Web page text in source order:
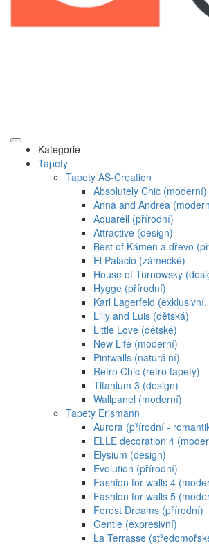
Kategorie
Tapety
Tapety AS-Creation
Absolutely Chic (moderní)
Anna and Andrea
Aquarell (přírodní)
Attractive (design)
Best of Kámen a dřevo
El Palacio (zámecké)
House of Turnowsky
Hygge (přírodní)
Karl Lagerfeld
Lilly and Luis (dětská)
Little Love (dětské)
New Life (moderní)
Pintwalls (naturální)
Retro Chic (retro tapety)
Titanium 3 (design)
Wallpanel (moderní)
Tapety Erismann
Aurora (přírodní -
ELLE decoration 4
Elysium (design)
Evolution (přírodní)
Fashion for walls 4
Fashion for walls 5
Forest Dreams (přírodní)
Gentle (expresivní)
La Terrasse